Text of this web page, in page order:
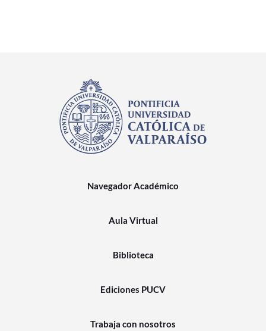
Navegador Académico
Aula Virtual
Biblioteca
Ediciones PUCV
Trabaja con nosotros